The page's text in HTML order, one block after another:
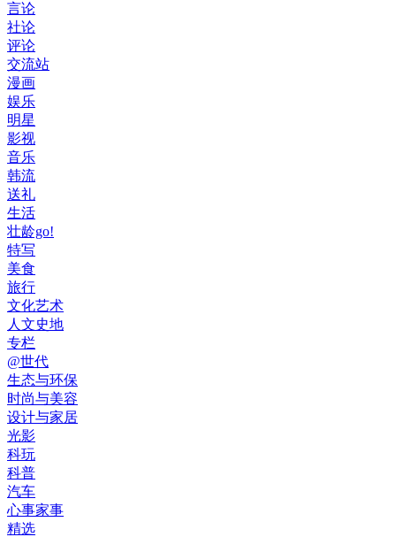
言论
社论
评论
交流站
漫画
娱乐
明星
影视
音乐
韩流
送礼
生活
壮龄go!
特写
美食
旅行
文化艺术
人文史地
专栏
@世代
生态与环保
时尚与美容
设计与家居
光影
科玩
科普
汽车
心事家事
精选